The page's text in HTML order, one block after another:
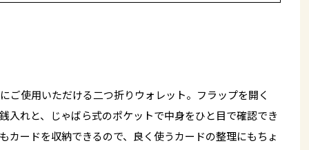
ご使用いただける二つ折りウォレット。フラップを開く
入れと、じゃばら式のポケットで中身をひと目で確認でき
カードを収納できるので、良く使うカードの整理にもちょ